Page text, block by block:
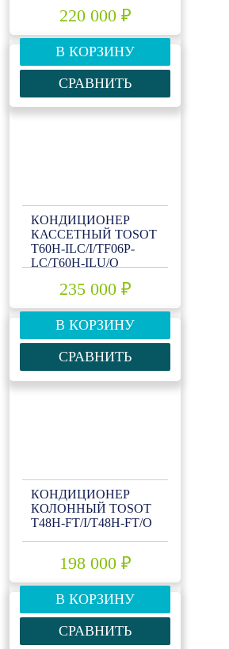
220 000 ₽
В КОРЗИНУ
СРАВНИТЬ
КОНДИЦИОНЕР
КАССЕТНЫЙ TOSOT
T60H-ILC/I/TF06P-
LC/T60H-ILU/O
235 000 ₽
В КОРЗИНУ
СРАВНИТЬ
КОНДИЦИОНЕР
КОЛОННЫЙ TOSOT
Т48H-FT/I/Т48H-FT/O
198 000 ₽
В КОРЗИНУ
СРАВНИТЬ